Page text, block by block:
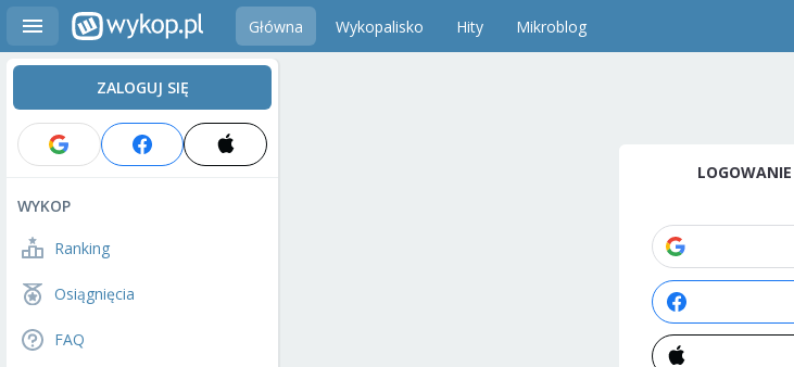
Główna Wykopalisko Hity Mikroblog
ZALOGUJ SIĘ
WYKOP
Ranking
Osiągnięcia
FAQ
LOGOWANIE